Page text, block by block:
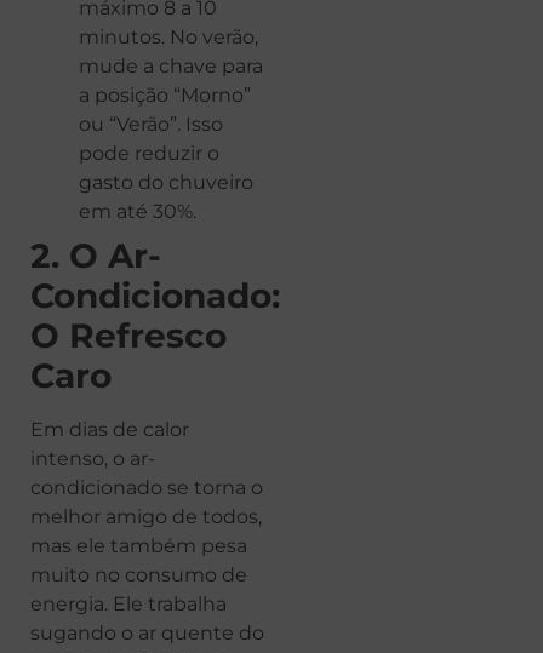
máximo 8 a 10
minutos. No verão,
mude a chave para
a posição “Morno”
ou “Verão”. Isso
pode reduzir o
gasto do chuveiro
em até 30%.
2. O Ar-
Condicionado:
O Refresco
Caro
Em dias de calor
intenso, o ar-
condicionado se torna o
melhor amigo de todos,
mas ele também pesa
muito no consumo de
energia. Ele trabalha
sugando o ar quente do